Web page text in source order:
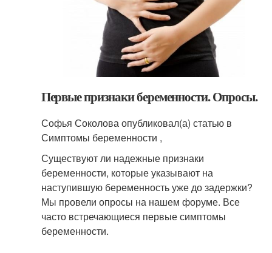
Первые признаки беременности. Опросы.
Софья Соколова опубликовал(а) статью в
Симптомы беременности ,
Существуют ли надежные признаки
беременности, которые указывают на
наступившую беременность уже до задержки?
Мы провели опросы на нашем форуме. Все
часто встречающиеся первые симптомы
беременности.